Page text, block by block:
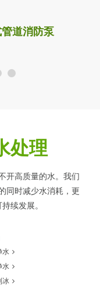
道消防泵
处理
开高质量的水。我们
同时减少水消耗，更
续发展。
水
水
冰